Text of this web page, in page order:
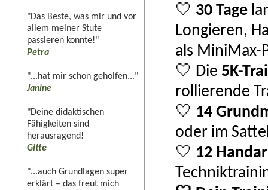
"Das Beste, was mir und vor
allem meiner Stute
passieren konnte!"
Petra
"...hat mir schon geholfen..."
Janine
"Deine didaktischen
Fähigkeiten sind
herausragend!
Gitte
"...auch Grundlagen super
erklärt – das freut mich
🤍 30 Tage
Longieren,
als MiniMax-
🤍 Die 5K-
rollierende
🤍 14
oder im
🤍 12